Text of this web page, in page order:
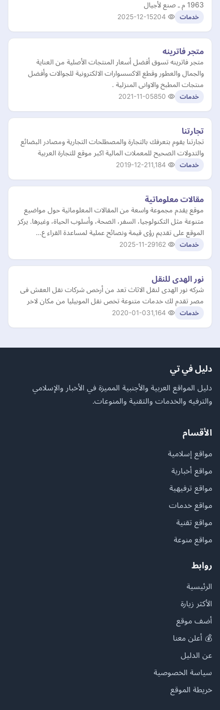
1963 م ـ صنع لأجيال
خدمات 2025-12-15
متجر فاترينه
متجر فاترينه تسوق أفضل أسعار المنتجات الأصلية من العناية
والجمال والعطور وقطع الاكسسوارات الالكترونية للجوالات وأفضل
منتجات المطبخ والاوانى المنزلية .
خدمات 2021-11-05
تجارتنا
تجارتنا يقوم بتعرفك بالتجارة والمصطلحات التجارية ومصادر البضائع
والتدولات الصحيح للمعملات المالية اكبر موقع للتجارة العربية
خدمات 2019-12-21
مقالات معلوماتية
موقع يقدم مجموعة واسعة من المقالات المعلوماتية حول مواضيع
متنوعة مثل التكنولوجيا، السفر، الصحة، وأسلوب الحياة، وغيرها. يركز
الموقع على تقديم رؤى قيمة ونصائح عملية لمساعدة القراء ع…
خدمات 2025-11-29
نور الهدى للنقل
شركه نور الهدى لنقل الاثاث تعد من أرخص شركات نقل العفش فى
مصر تقدم لك خدمات متنوعة تخص نقل الموبيليا من مكان لاخر
خدمات 2020-01-03
دليل في تي
دليل المواقع العربية والأجنبية المميزة في الأخبار والإسلامي
والترفيه والخدمات والتقنية والمنوعات.
الأقسام
مواقع إسلامية
مواقع أخبارية
مواقع ترفيهية
مواقع خدمات
مواقع تقنية
مواقع منوعة
روابط
الرئيسية
الأكثر زيارة
أضف موقع
💰 أعلن معنا
عن الدليل
سياسة الخصوصية
خريطة الموقع